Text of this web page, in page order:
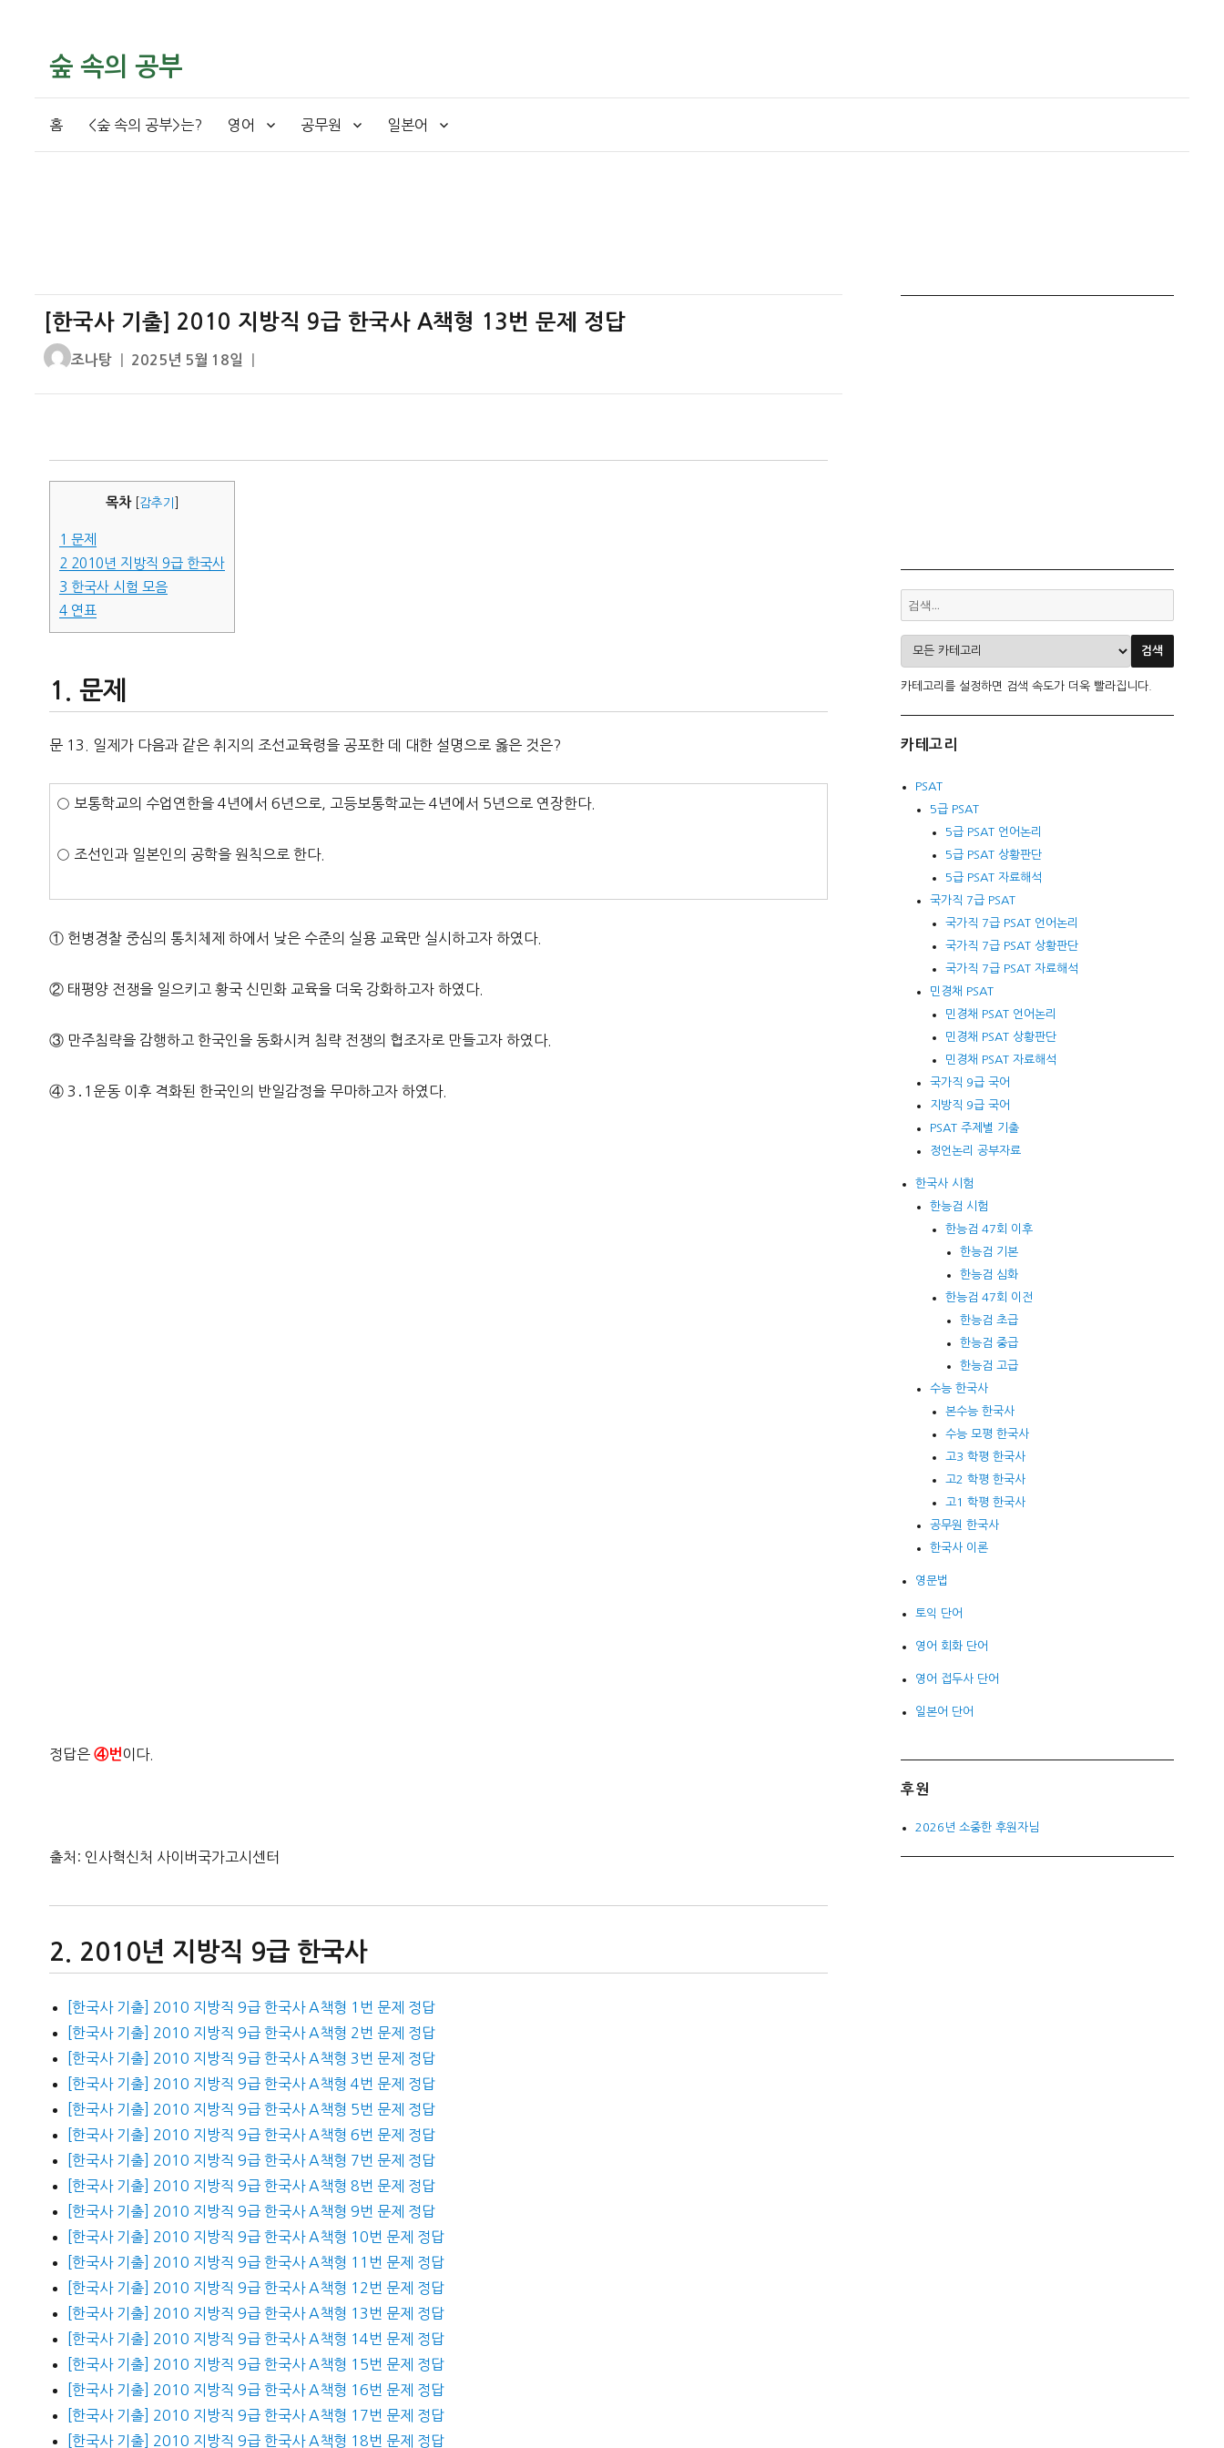
숲 속의 공부
홈 <숲 속의 공부>는? 영어 공무원 일본어
[한국사 기출] 2010 지방직 9급 한국사 A책형 13번 문제 정답
글
조나탕
작
2025년 5월 18일
목차 감추기
1 문제
2 2010년 지방직 9급 한국사
3 한국사 시험 모음
4 연표
문제
문 13. 일제가 다음과 같은 취지의 조선교육령을 공포한 데 대한 설명으로 옳은 것은?
○ 보통학교의 수업연한을 4년에서 6년으로, 고등보통학교는 4년에서 5년으로 연장한다.
○ 조선인과 일본인의 공학을 원칙으로 한다.
① 헌병경찰 중심의 통치체제 하에서 낮은 수준의 실용 교육만 실시하고자 하였다.
② 태평양 전쟁을 일으키고 황국 신민화 교육을 더욱 강화하고자 하였다.
③ 만주침략을 감행하고 한국인을 동화시켜 침략 전쟁의 협조자로 만들고자 하였다.
④ 3․1운동 이후 격화된 한국인의 반일감정을 무마하고자 하였다.
정답은 ④번 이다.
출처: 인사혁신처 사이버국가고시센터
2010년 지방직 9급 한국사
[한국사 기출] 2010 지방직 9급 한국사 A책형 1번 문제 정답
[한국사 기출] 2010 지방직 9급 한국사 A책형 2번 문제 정답
[한국사 기출] 2010 지방직 9급 한국사 A책형 3번 문제 정답
[한국사 기출] 2010 지방직 9급 한국사 A책형 4번 문제 정답
[한국사 기출] 2010 지방직 9급 한국사 A책형 5번 문제 정답
[한국사 기출] 2010 지방직 9급 한국사 A책형 6번 문제 정답
[한국사 기출] 2010 지방직 9급 한국사 A책형 7번 문제 정답
[한국사 기출] 2010 지방직 9급 한국사 A책형 8번 문제 정답
[한국사 기출] 2010 지방직 9급 한국사 A책형 9번 문제 정답
[한국사 기출] 2010 지방직 9급 한국사 A책형 10번 문제 정답
[한국사 기출] 2010 지방직 9급 한국사 A책형 11번 문제 정답
[한국사 기출] 2010 지방직 9급 한국사 A책형 12번 문제 정답
[한국사 기출] 2010 지방직 9급 한국사 A책형 13번 문제 정답
[한국사 기출] 2010 지방직 9급 한국사 A책형 14번 문제 정답
[한국사 기출] 2010 지방직 9급 한국사 A책형 15번 문제 정답
[한국사 기출] 2010 지방직 9급 한국사 A책형 16번 문제 정답
[한국사 기출] 2010 지방직 9급 한국사 A책형 17번 문제 정답
[한국사 기출] 2010 지방직 9급 한국사 A책형 18번 문제 정답
카테고리를 설정하면 검색 속도가 더욱 빨라집니다.
카테고리
PSAT
5급 PSAT
5급 PSAT 언어논리
5급 PSAT 상황판단
5급 PSAT 자료해석
국가직 7급 PSAT
국가직 7급 PSAT 언어논리
국가직 7급 PSAT 상황판단
국가직 7급 PSAT 자료해석
민경채 PSAT
민경채 PSAT 언어논리
민경채 PSAT 상황판단
민경채 PSAT 자료해석
국가직 9급 국어
지방직 9급 국어
PSAT 주제별 기출
정언논리 공부자료
한국사 시험
한능검 시험
한능검 47회 이후
한능검 기본
한능검 심화
한능검 47회 이전
한능검 초급
한능검 중급
한능검 고급
수능 한국사
본수능 한국사
수능 모평 한국사
고3 학평 한국사
고2 학평 한국사
고1 학평 한국사
공무원 한국사
한국사 이론
영문법
토익 단어
영어 회화 단어
영어 접두사 단어
일본어 단어
후원
2026년 소중한 후원자님